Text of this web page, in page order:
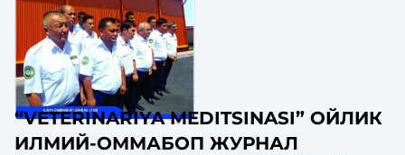
“VETERINARIYA MEDITSINASI” ОЙЛИК
ИЛМИЙ-ОММАБОП ЖУРНАЛ